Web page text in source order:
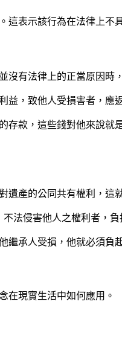
這表示該行為在法律上不
沒有法律上的正當原因時
益，致他人受損害者，
存款，這些錢對他來說
遺產的公同共有權利，這
不法侵害他人之權利者，
繼承人受損，他就必須負
在現實生活中如何應用。